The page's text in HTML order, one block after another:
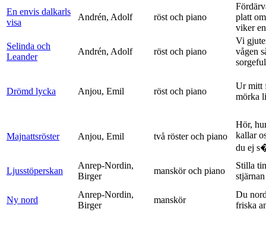
En envis dalkarls
visa
Andrén, Adolf röst och piano
platt
viker
Selinda och
Leander
Andrén, Adolf röst och piano
Vi
vågen
Drömd lycka Anjou, Emil röst och piano
Ur mitt
mörka
Majnattsröster Anjou, Emil två röster och piano
Hör,
kallar
du ej
Ljusstöperskan
Anrep-Nordin,
Birger
manskör och piano
Stilla
stjärnan
Ny nord
Anrep-Nordin,
Birger
manskör
Du
friska